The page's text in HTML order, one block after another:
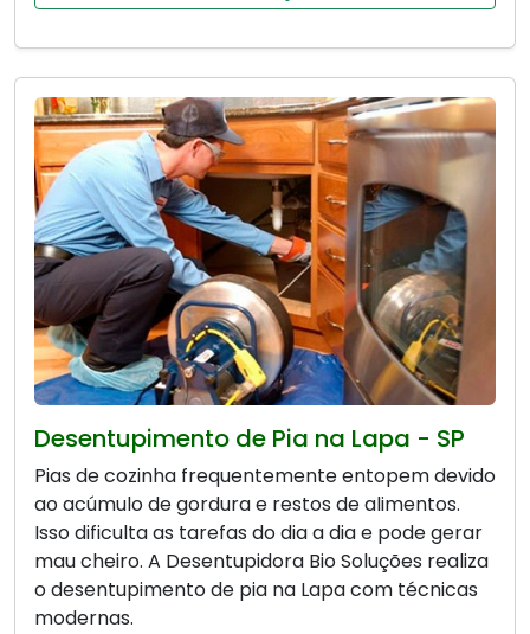
Desentupimento de Pia na Lapa - SP
Pias de cozinha frequentemente entopem devido
ao acúmulo de gordura e restos de alimentos.
Isso dificulta as tarefas do dia a dia e pode gerar
mau cheiro. A Desentupidora Bio Soluções realiza
o desentupimento de pia na Lapa com técnicas
modernas.